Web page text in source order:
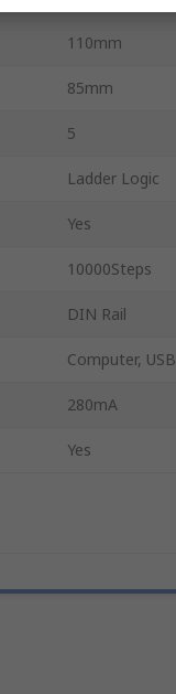
110mm
85mm
5
Ladder Logic
Yes
10000Steps
DIN Rail
Computer, USB
280mA
Yes